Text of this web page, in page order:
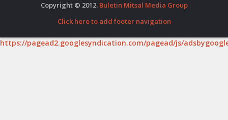
Copyright © 2012. Buletin Mitsal Media Group
Click here to add footer navigation
https://pagead2.googlesyndication.com/pagead/js/